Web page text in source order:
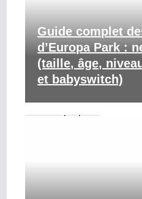
Guide complet
d’Europa Park :
(taille, âge,
et babyswitch)